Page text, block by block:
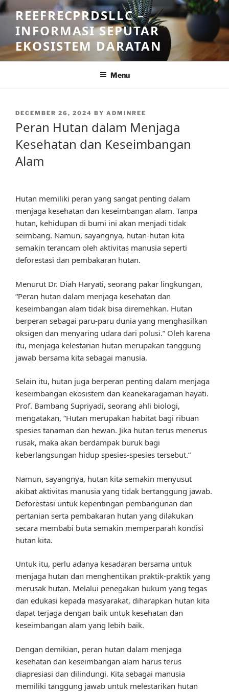
Skip
to
content
REEFRECPRDSLLC –
INFORMASI SEPUTAR
EKOSISTEM DARATAN
Menu
POSTED
DECEMBER 26, 2024 BY ADMINREE
Peran Hutan dalam Menjaga
Kesehatan dan Keseimbangan
Alam
Hutan memiliki peran yang sangat penting dalam
menjaga kesehatan dan keseimbangan alam. Tanpa
hutan, kehidupan di bumi ini akan menjadi tidak
seimbang. Namun, sayangnya, hutan-hutan kita
semakin terancam oleh aktivitas manusia seperti
deforestasi dan pembakaran hutan.
Menurut Dr. Diah Haryati, seorang pakar lingkungan,
“Peran hutan dalam menjaga kesehatan dan
keseimbangan alam tidak bisa diremehkan. Hutan
berperan sebagai paru-paru dunia yang menghasilkan
oksigen dan menyaring udara dari polusi.” Oleh karena
itu, menjaga kelestarian hutan merupakan tanggung
jawab bersama kita sebagai manusia.
Selain itu, hutan juga berperan penting dalam menjaga
keseimbangan ekosistem dan keanekaragaman hayati.
Prof. Bambang Supriyadi, seorang ahli biologi,
mengatakan, “Hutan merupakan habitat bagi ribuan
spesies tanaman dan hewan. Jika hutan terus menerus
rusak, maka akan berdampak buruk bagi
keberlangsungan hidup spesies-spesies tersebut.”
Namun, sayangnya, hutan kita semakin menyusut
akibat aktivitas manusia yang tidak bertanggung jawab.
Deforestasi untuk kepentingan pembangunan dan
pertanian serta pembakaran hutan yang dilakukan
secara membabi buta semakin memperparah kondisi
hutan kita.
Untuk itu, perlu adanya kesadaran bersama untuk
menjaga hutan dan menghentikan praktik-praktik yang
merusak hutan. Melalui penegakan hukum yang tegas
dan edukasi kepada masyarakat, diharapkan hutan kita
dapat terjaga dengan baik untuk kesehatan dan
keseimbangan alam yang lebih baik.
Dengan demikian, peran hutan dalam menjaga
kesehatan dan keseimbangan alam harus terus
diapresiasi dan dilindungi. Kita sebagai manusia
memiliki tanggung jawab untuk melestarikan hutan